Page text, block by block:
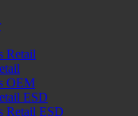
Retail
OEM
ESD
Retail ESD